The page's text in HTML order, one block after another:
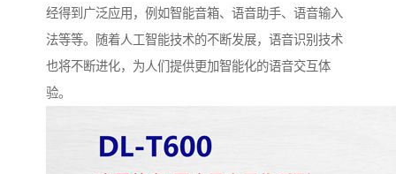
经得到广泛应用，例如智能音箱、语音助手、语音输入
法等等。随着人工智能技术的不断发展，语音识别技术
也将不断进化，为人们提供更加智能化的语音交互体
验。